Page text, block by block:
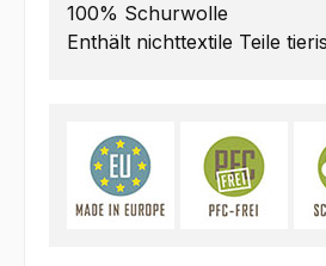
100% Schurwolle
Enthält nichttextile Teile